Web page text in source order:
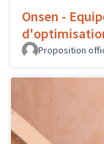
Onsen -
Proposition